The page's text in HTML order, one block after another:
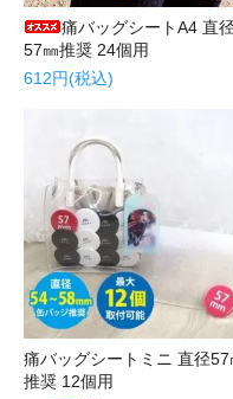
痛バッグシートA4 直
57㎜推奨 24個用
612円(税込)
痛バッグシートミニ 直径57
推奨 12個用